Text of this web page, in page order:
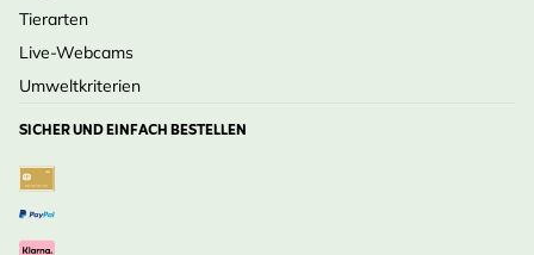
Tierarten
Live-Webcams
Umweltkriterien
SICHER UND EINFACH BESTELLEN